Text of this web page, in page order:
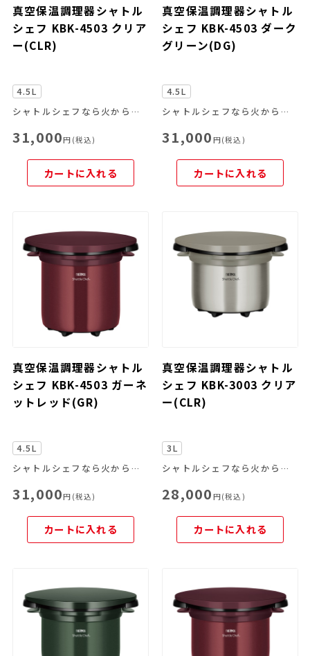
真空保温調理器シャトル
シェフ KBK-4503 クリア
ー(CLR)
4.5L
シャトルシェフなら火からおろして、あとはおまかせ。
31,000円(税込)
カートに入れる
真空保温調理器シャトル
シェフ KBK-4503 ダーク
グリーン(DG)
4.5L
シャトルシェフなら火からおろして、あとはおまかせ。
31,000 円(税込)
カートに入れる
真空保温調理器シャトル
シェフ KBK-4503 ガーネ
ットレッド(GR)
4.5L
シャトルシェフなら火からおろして、あとはおまかせ。
31,000円(税込)
カートに入れる
真空保温調理器シャトル
シェフ KBK-3003 クリア
ー(CLR)
3L
シャトルシェフなら火からおろして、あとはおまかせ。
28,000 円(税込)
カートに入れる